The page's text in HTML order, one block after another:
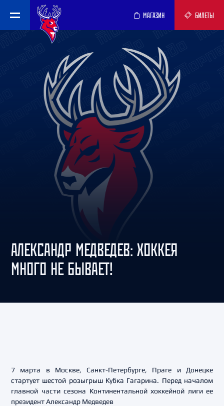
МАГАЗИН БИЛЕТЫ
АЛЕКСАНДР МЕДВЕДЕВ: ХОККЕЯ
МНОГО НЕ БЫВАЕТ!
7 марта в Москве, Санкт-Петербурге, Праге и Донецке
стартует шестой розыгрыш Кубка Гагарина. Перед началом
главной части сезона Континентальной хоккейной лиги ее
президент Александр Медведев